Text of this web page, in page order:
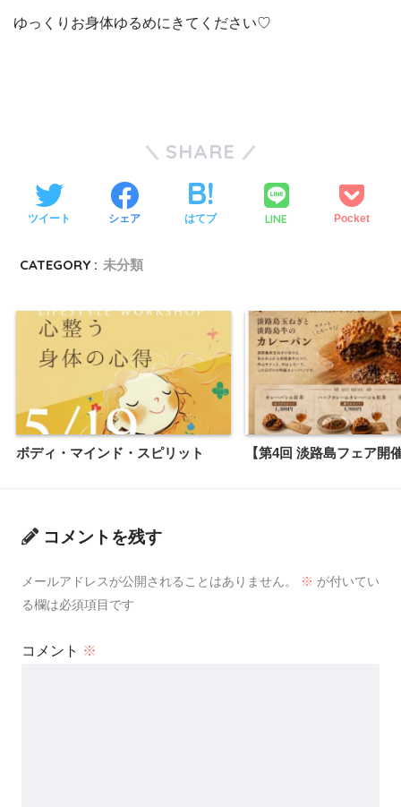
ゆっくりお身体ゆるめにきてください♡
SHARE
ツイート シェア はてブ LINE Pocket
CATEGORY : 未分類
ボディ・マインド・スピリット 【第4回 淡路島フェア開
コメントを残す
メールアドレスが公開されることはありません。 ※ が付いてい
る欄は必須項目です
コメント ※